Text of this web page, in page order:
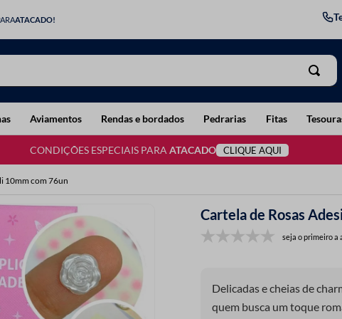
ATACADO!
Aviamentos Rendas e bordados Pedrarias Fitas
CONDIÇÕES ESPECIAIS PARA ATACADO CLIQUE AQUI
10mm com 76un
Cartela de Rosas
seja o primeiro a
Delicadas e cheias de
quem busca um toque